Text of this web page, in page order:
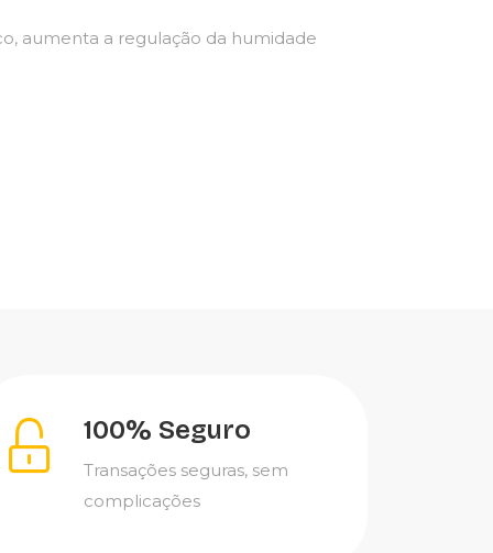
aumenta a regulação da humidade
100% Seguro
Transações seguras, sem
complicações